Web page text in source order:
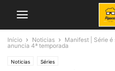
Início Noticias
Manifest | Série
anuncia 4ª temporada
Noticias Séries